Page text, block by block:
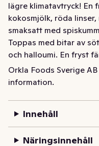
lägre klimatavtryck! En
kokosmjölk, röda
smaksatt med
Toppas med bitar av
och halloumi. En fryst
jobbet eller som snabb
god och enkel
Felix vegetariska mat
Creamy Halloumi
Orkla Foods Sverige
information.
Innehåll
Näringsinnehåll